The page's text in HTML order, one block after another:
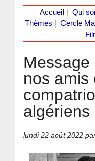
Accueil Qui
Thèmes
Cercle
Message
nos amis
algériens
lundi 22 août 2022